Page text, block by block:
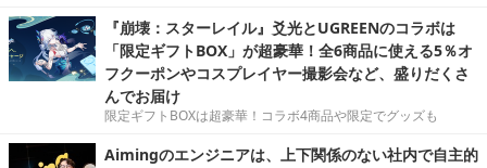
『崩壊：スターレイル』爻光とUGREENのコラボは
「限定ギフトBOX」が超豪華！全6商品に使える5％オ
フクーポンやコスプレイヤー撮影会など、盛りだくさ
んでお届け
限定ギフトBOXは超豪華！コラボ4商品や限定でグッズも
Aimingのエンジニアは、上下関係のない社内で自主的